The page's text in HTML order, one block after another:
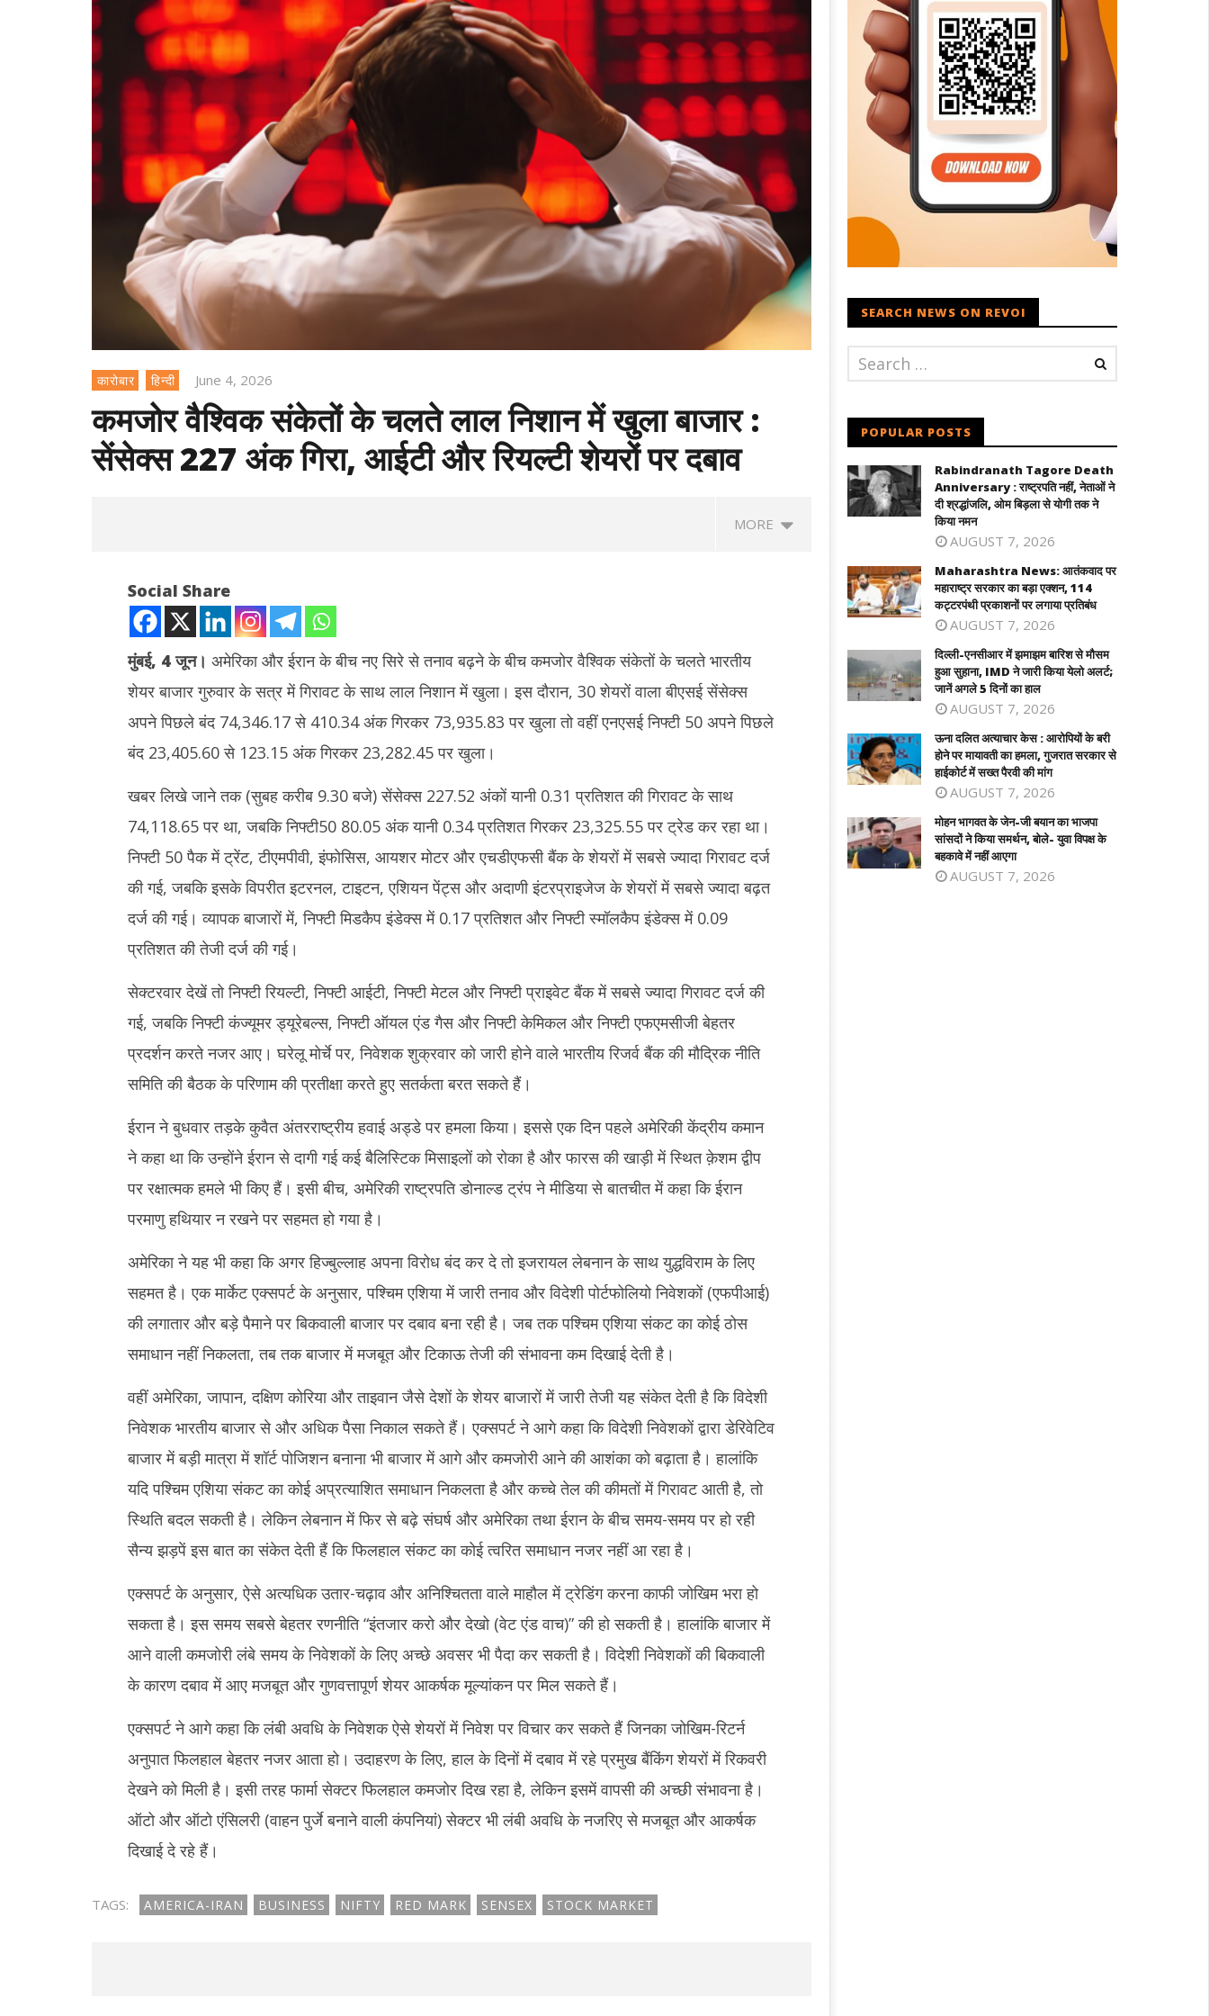
कारोबार हिन्दी June 4, 2026
कमजोर वैश्विक संकेतों के चलते लाल निशान में खुला बाजार :
सेंसेक्स 227 अंक गिरा, आईटी और रियल्टी शेयरों पर दबाव
MORE
NOW VIEWING
कमजोर वैश्विक संकेतों के चलते लाल निशान में
खुला बाजार : सेंसेक्स 227 अंक गिरा, आईटी और
June
4,
2026
Rabindranath Tagore Death
Anniversary : राष्ट्रपति नहीं, नेताओं ने दी
June
4,
June
4,
2026
दिल्ली-एनसीआर में झमाझम बारिश से मौसम हुआ
सुहाना, IMD ने जारी किया येलो अलर्ट; जानें
अगले 5 दिनों का हाल
ऊना दलित अत्याचार केस : आरोपियों के बरी होने
पर मायावती का हमला, गुजरात सरकार से
में सख्त पैरवी की मांग
June
4,
2026
Social Share
मुंबई, 4 जून। अमेरिका और ईरान के बीच नए सिरे से तनाव बढ़ने के बीच कमजोर वैश्विक संकेतों के चलते भारतीय
शेयर बाजार गुरुवार के सत्र में गिरावट के साथ लाल निशान में खुला। इस दौरान, 30 शेयरों वाला बीएसई सेंसेक्स
अपने पिछले बंद 74,346.17 से 410.34 अंक गिरकर 73,935.83 पर खुला तो वहीं एनएसई निफ्टी 50 अपने पिछले
बंद 23,405.60 से 123.15 अंक गिरकर 23,282.45 पर खुला।
खबर लिखे जाने तक (सुबह करीब 9.30 बजे) सेंसेक्स 227.52 अंकों यानी 0.31 प्रतिशत की गिरावट के साथ
74,118.65 पर था, जबकि निफ्टी50 80.05 अंक यानी 0.34 प्रतिशत गिरकर 23,325.55 पर ट्रेड कर रहा था।
निफ्टी 50 पैक में ट्रेंट, टीएमपीवी, इंफोसिस, आयशर मोटर और एचडीएफसी बैंक के शेयरों में सबसे ज्यादा गिरावट दर्ज
की गई, जबकि इसके विपरीत इटरनल, टाइटन, एशियन पेंट्स और अदाणी इंटरप्राइजेज के शेयरों में सबसे ज्यादा बढ़त
दर्ज की गई। व्यापक बाजारों में, निफ्टी मिडकैप इंडेक्स में 0.17 प्रतिशत और निफ्टी स्मॉलकैप इंडेक्स में 0.09
प्रतिशत की तेजी दर्ज की गई।
सेक्टरवार देखें तो निफ्टी रियल्टी, निफ्टी आईटी, निफ्टी मेटल और निफ्टी प्राइवेट बैंक में सबसे ज्यादा गिरावट दर्ज की
गई, जबकि निफ्टी कंज्यूमर ड्यूरेबल्स, निफ्टी ऑयल एंड गैस और निफ्टी केमिकल और निफ्टी एफएमसीजी बेहतर
प्रदर्शन करते नजर आए। घरेलू मोर्चे पर, निवेशक शुक्रवार को जारी होने वाले भारतीय रिजर्व बैंक की मौद्रिक नीति
समिति की बैठक के परिणाम की प्रतीक्षा करते हुए सतर्कता बरत सकते हैं।
ईरान ने बुधवार तड़के कुवैत अंतरराष्ट्रीय हवाई अड्डे पर हमला किया। इससे एक दिन पहले अमेरिकी केंद्रीय कमान
ने कहा था कि उन्होंने ईरान से दागी गई कई बैलिस्टिक मिसाइलों को रोका है और फारस की खाड़ी में स्थित क़ेशम द्वीप
पर रक्षात्मक हमले भी किए हैं। इसी बीच, अमेरिकी राष्ट्रपति डोनाल्ड ट्रंप ने मीडिया से बातचीत में कहा कि ईरान
परमाणु हथियार न रखने पर सहमत हो गया है।
अमेरिका ने यह भी कहा कि अगर हिज्बुल्लाह अपना विरोध बंद कर दे तो इजरायल लेबनान के साथ युद्धविराम के लिए
सहमत है। एक मार्केट एक्सपर्ट के अनुसार, पश्चिम एशिया में जारी तनाव और विदेशी पोर्टफोलियो निवेशकों (एफपीआई)
की लगातार और बड़े पैमाने पर बिकवाली बाजार पर दबाव बना रही है। जब तक पश्चिम एशिया संकट का कोई ठोस
समाधान नहीं निकलता, तब तक बाजार में मजबूत और टिकाऊ तेजी की संभावना कम दिखाई देती है।
वहीं अमेरिका, जापान, दक्षिण कोरिया और ताइवान जैसे देशों के शेयर बाजारों में जारी तेजी यह संकेत देती है कि विदेशी
निवेशक भारतीय बाजार से और अधिक पैसा निकाल सकते हैं। एक्सपर्ट ने आगे कहा कि विदेशी निवेशकों द्वारा डेरिवेटिव
बाजार में बड़ी मात्रा में शॉर्ट पोजिशन बनाना भी बाजार में आगे और कमजोरी आने की आशंका को बढ़ाता है। हालांकि
यदि पश्चिम एशिया संकट का कोई अप्रत्याशित समाधान निकलता है और कच्चे तेल की कीमतों में गिरावट आती है, तो
स्थिति बदल सकती है। लेकिन लेबनान में फिर से बढ़े संघर्ष और अमेरिका तथा ईरान के बीच समय-समय पर हो रही
सैन्य झड़पें इस बात का संकेत देती हैं कि फिलहाल संकट का कोई त्वरित समाधान नजर नहीं आ रहा है।
एक्सपर्ट के अनुसार, ऐसे अत्यधिक उतार-चढ़ाव और अनिश्चितता वाले माहौल में ट्रेडिंग करना काफी जोखिम भरा हो
सकता है। इस समय सबसे बेहतर रणनीति “इंतजार करो और देखो (वेट एंड वाच)” की हो सकती है। हालांकि बाजार में
आने वाली कमजोरी लंबे समय के निवेशकों के लिए अच्छे अवसर भी पैदा कर सकती है। विदेशी निवेशकों की बिकवाली
के कारण दबाव में आए मजबूत और गुणवत्तापूर्ण शेयर आकर्षक मूल्यांकन पर मिल सकते हैं।
एक्सपर्ट ने आगे कहा कि लंबी अवधि के निवेशक ऐसे शेयरों में निवेश पर विचार कर सकते हैं जिनका जोखिम-रिटर्न
अनुपात फिलहाल बेहतर नजर आता हो। उदाहरण के लिए, हाल के दिनों में दबाव में रहे प्रमुख बैंकिंग शेयरों में रिकवरी
देखने को मिली है। इसी तरह फार्मा सेक्टर फिलहाल कमजोर दिख रहा है, लेकिन इसमें वापसी की अच्छी संभावना है।
ऑटो और ऑटो एंसिलरी (वाहन पुर्जे बनाने वाली कंपनियां) सेक्टर भी लंबी अवधि के नजरिए से मजबूत और आकर्षक
दिखाई दे रहे हैं।
TAGS: AMERICA-IRAN BUSINESS NIFTY RED MARK SENSEX STOCK MARKET
SEARCH NEWS ON REVOI
POPULAR POSTS
Rabindranath Tagore Death
Anniversary : राष्ट्रपति नहीं, नेताओं ने
दी श्रद्धांजलि, ओम बिड़ला से योगी तक ने
किया नमन
AUGUST 7, 2026
Maharashtra News: आतंकवाद पर
महाराष्ट्र सरकार का बड़ा एक्शन, 114
कट्टरपंथी प्रकाशनों पर लगाया प्रतिबंध
AUGUST 7, 2026
दिल्ली-एनसीआर में झमाझम बारिश से मौसम
हुआ सुहाना, IMD ने जारी किया येलो अलर्ट;
जानें अगले 5 दिनों का हाल
AUGUST 7, 2026
ऊना दलित अत्याचार केस : आरोपियों के बरी
होने पर मायावती का हमला, गुजरात सरकार से
हाईकोर्ट में सख्त पैरवी की मांग
AUGUST 7, 2026
मोहन भागवत के जेन-जी बयान का भाजपा
सांसदों ने किया समर्थन, बोले- युवा विपक्ष के
बहकावे में नहीं आएगा
AUGUST 7, 2026